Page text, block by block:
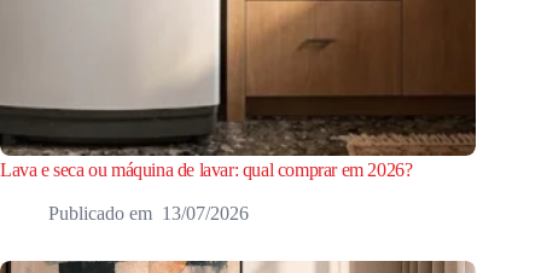
Lava e seca ou máquina de lavar: qual comprar em 2026?
13/07/2026